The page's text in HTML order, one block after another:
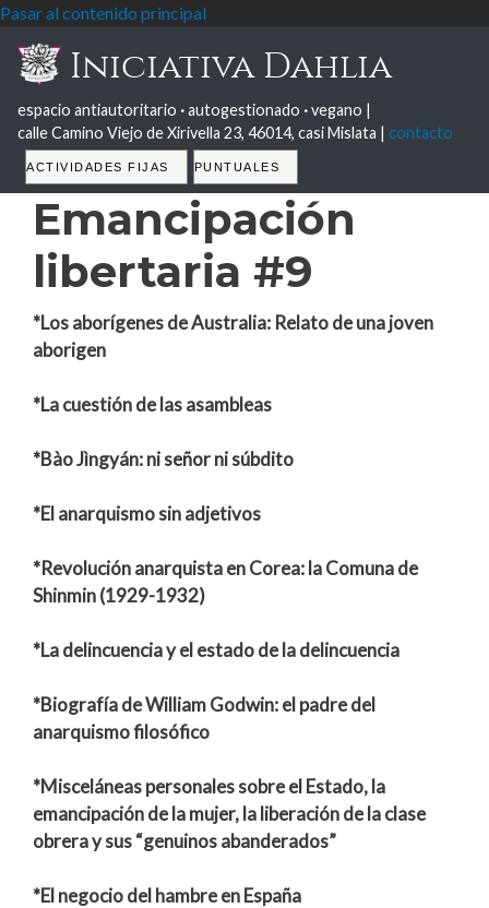
Pasar al contenido principal
Iniciativa Dahlia
espacio antiautoritario ·autogestionado ·vegano |
calle Camino Viejo de Xirivella 23, 46014, casi Mislata | contacto
Tabs
ACTIVIDADES FIJAS PUNTUALES
Emancipación
libertaria #9
*Los aborígenes de Australia: Relato de una joven
aborigen
*La cuestión de las asambleas
*Bào Jìngyán: ni señor ni súbdito
*El anarquismo sin adjetivos
*Revolución anarquista en Corea: la Comuna de
Shinmin (1929-1932)
*La delincuencia y el estado de la delincuencia
*Biografía de William Godwin: el padre del
anarquismo filosófico
*Misceláneas personales sobre el Estado, la
emancipación de la mujer, la liberación de la clase
obrera y sus “genuinos abanderados”
*El negocio del hambre en España